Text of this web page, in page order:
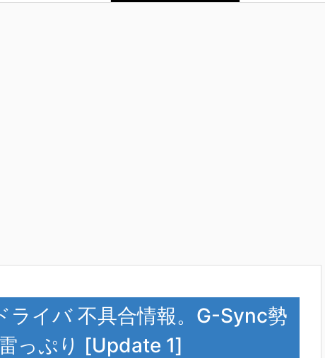
ライバ 不具合情報。G-Sync勢
っぷり [Update 1]